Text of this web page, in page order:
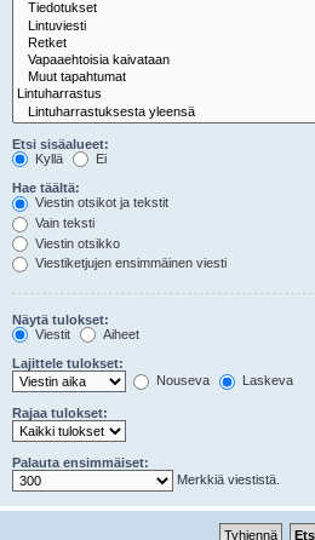
Etsi sisäalueet:
Kyllä
Ei
Hae täältä:
Viestin otsikot ja tekstit
Vain teksti
Viestin otsikko
Viestiketjujen ensimmäinen viesti
Näytä tulokset:
Viestit
Aiheet
Lajittele tulokset:
Nouseva
Laskeva
Rajaa tulokset:
Palauta ensimmäiset:
Merkkiä viestistä.